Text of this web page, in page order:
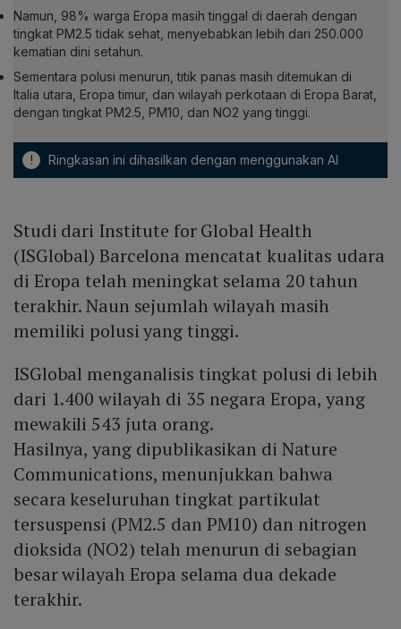
Namun, 98% warga Eropa masih tinggal di daerah dengan
tingkat PM2.5 tidak sehat, menyebabkan lebih dari 250.000
kematian dini setahun.
Sementara polusi menurun, titik panas masih ditemukan di
Italia utara, Eropa timur, dan wilayah perkotaan di Eropa Barat,
dengan tingkat PM2.5, PM10, dan NO2 yang tinggi.
! Ringkasan ini dihasilkan dengan menggunakan AI
Studi dari Institute for Global Health
(ISGlobal) Barcelona mencatat kualitas udara
di Eropa telah meningkat selama 20 tahun
terakhir. Naun sejumlah wilayah masih
memiliki polusi yang tinggi.
ISGlobal menganalisis tingkat polusi di lebih
dari 1.400 wilayah di 35 negara Eropa, yang
mewakili 543 juta orang.
Hasilnya, yang dipublikasikan di Nature
Communications, menunjukkan bahwa
secara keseluruhan tingkat partikulat
tersuspensi (PM2.5 dan PM10) dan nitrogen
dioksida (NO2) telah menurun di sebagian
besar wilayah Eropa selama dua dekade
terakhir.